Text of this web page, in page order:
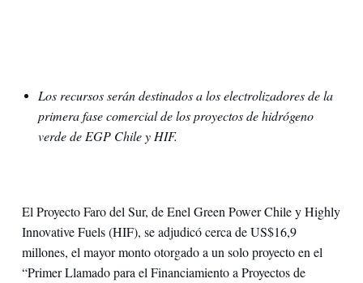
Los recursos serán destinados a los electrolizadores de la
primera fase comercial de los proyectos de hidrógeno
verde de EGP Chile y HIF.
El Proyecto Faro del Sur, de Enel Green Power Chile y Highly
Innovative Fuels (HIF), se adjudicó cerca de US$16,9
millones, el mayor monto otorgado a un solo proyecto en el
“Primer Llamado para el Financiamiento a Proyectos de